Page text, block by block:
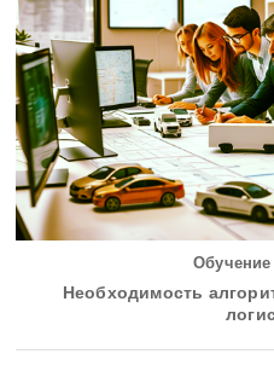
Обучение
Необходимость